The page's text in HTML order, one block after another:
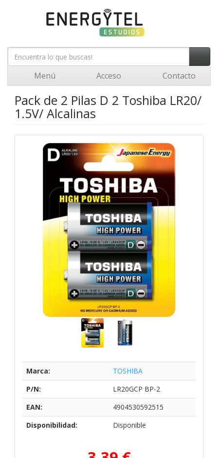
Menú Acceso Contacto
Pack de 2 Pilas D 2 Toshiba LR20/
1.5V/ Alcalinas
Marca:
TOSHIBA
P/N:
LR20GCP BP-2
EAN:
4904530592515
Disponibilidad:
Disponible